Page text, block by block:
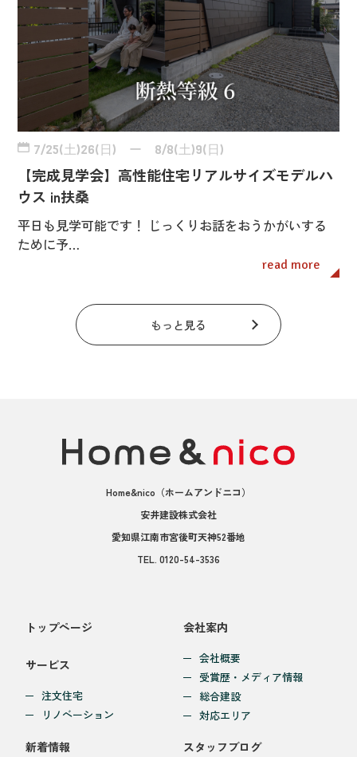
7/25(土)26(日) ー 8/8(土)9(日)
【完成見学会】高性能住宅リアルサイズモデルハ
ウス in扶桑
平日も見学可能です！ じっくりお話をおうかがいする
ために予…
read more
もっと見る
Home&nico （ホームアンドニコ）
安井建設株式会社
愛知県江南市宮後町天神52番地
TEL. 0120-54-3536
トップページ
サービス
注文住宅
リノベーション
会社案内
会社概要
受賞歴・メディア情報
総合建設
対応エリア
新着情報 スタッフブログ